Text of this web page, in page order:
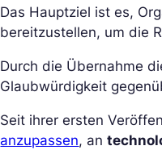
Das Hauptziel ist es,
bereitzustellen, um die
Durch die Übernahme
Glaubwürdigkeit
Seit ihrer ersten
anzupassen, an